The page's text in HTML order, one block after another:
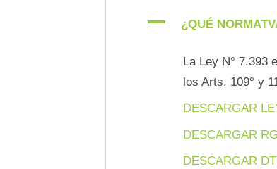
del
Estero
A ¿QUÉ
La Ley N° 7.393
los Arts. 109° y
DESCARGAR
DESCARGAR
DESCARGAR